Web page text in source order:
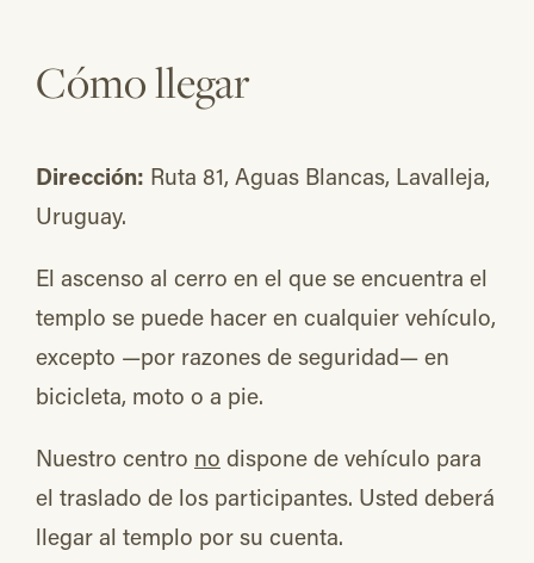
Cómo llegar
Dirección: Ruta 81, Aguas Blancas, Lavalleja,
Uruguay.
El ascenso al cerro en el que se encuentra el
templo se puede hacer en cualquier vehículo,
excepto —por razones de seguridad— en
bicicleta, moto o a pie.
Nuestro centro no dispone de vehículo para
el traslado de los participantes. Usted deberá
llegar al templo por su cuenta.